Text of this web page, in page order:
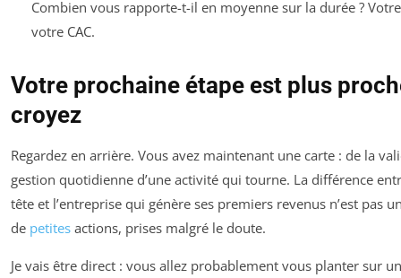
Combien vous rapporte-t-il en moyenne sur la durée ?
votre CAC.
Votre prochaine étape est plus
croyez
Regardez en arrière. Vous avez maintenant une carte : de la
gestion quotidienne d’une activité qui tourne. La différence
tête et l’entreprise qui génère ses premiers revenus n’est pas
de petites actions, prises malgré le doute.
Je vais être direct : vous allez probablement vous planter sur